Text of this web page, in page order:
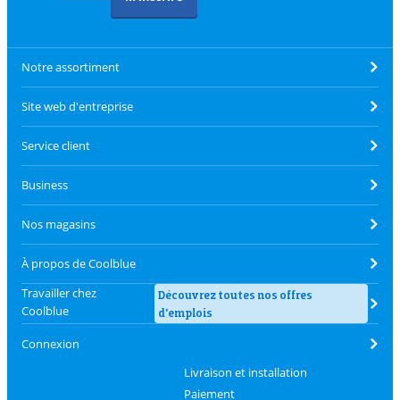
Notre assortiment
Site web d'entreprise
Service client
Business
Nos magasins
À propos de Coolblue
Travailler chez
Coolblue
Découvrez toutes nos offres
d'emplois
Connexion
Livraison et installation
Paiement